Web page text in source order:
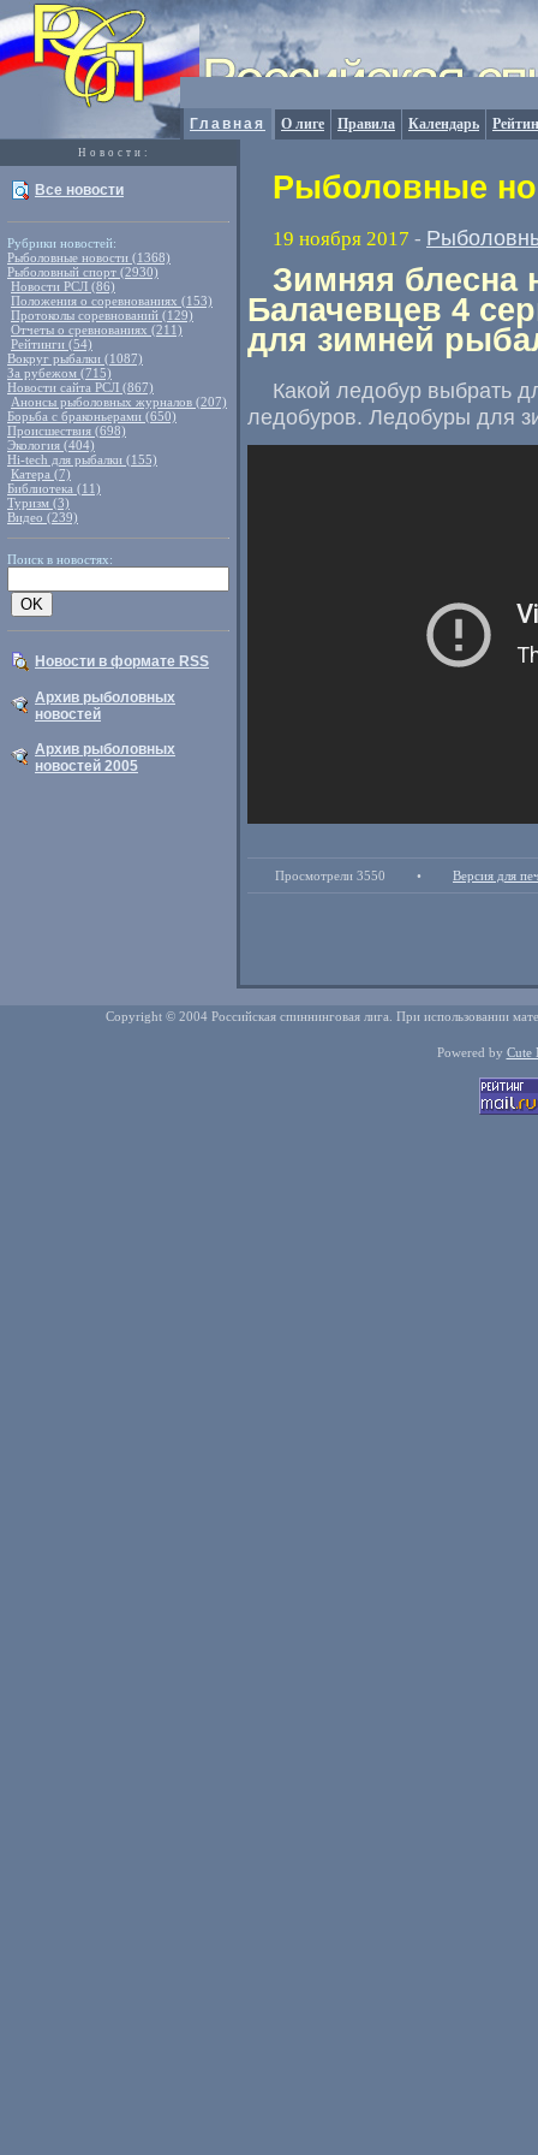
Главная О лиге Правила Календарь
Новости:
Все новости
Рубрики новостей:
Рыболовные новости (1368)
Рыболовный спорт (2930)
Новости РСЛ (86)
Положения о соревнованиях (153)
Протоколы соревнований (129)
Отчеты о сревнованиях (211)
Рейтинги (54)
Вокруг рыбалки (1087)
За рубежом (715)
Новости сайта РСЛ (867)
Анонсы рыболовных журналов (207)
Борьба с браконьерами (650)
Происшествия (698)
Экология (404)
Hi-tech для рыбалки (155)
Катера (7)
Библиотека (11)
Туризм (3)
Видео (239)
Поиск в новостях:
Новости в формате RSS
Архив рыболовных
новостей
Архив рыболовных
новостей 2005
Рыболовные
19 ноября 2017 -
Зимняя блесна
Балачевцев 4
для зимней
Какой ледобур выбрать
ледобуров. Ледобуры для
Просмотрели 3550 • Версия для
Copyright © 2004 Российская спиннинговая лига. При использовании
Powered by Cute